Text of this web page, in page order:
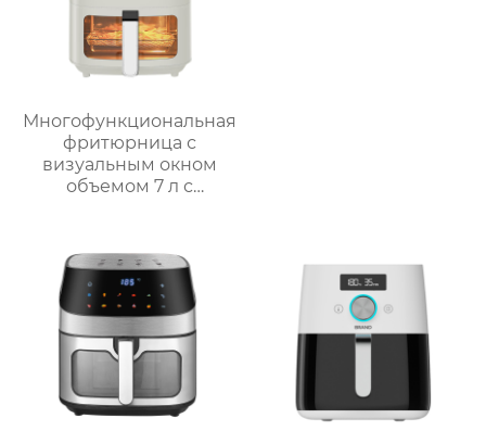
Многофункциональная
фритюрница с
визуальным окном
объемом 7 л с
– серия GSE038